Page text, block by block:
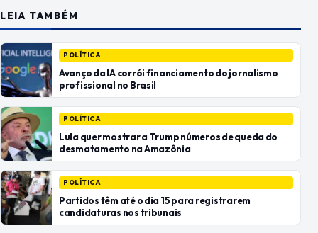
LEIA TAMBÉM
POLÍTICA
Avanço da IA corrói financiamento do jornalismo
profissional no Brasil
POLÍTICA
Lula quer mostrar a Trump números de queda do
desmatamento na Amazônia
POLÍTICA
Partidos têm até o dia 15 para registrarem
candidaturas nos tribunais